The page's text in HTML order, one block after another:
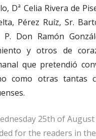
Dª Celia Rivera de
Pérez Ruíz, Sr.
P. Don Ramón
y otros de
que pretendió
como otras tantas
25th of
for the readers in